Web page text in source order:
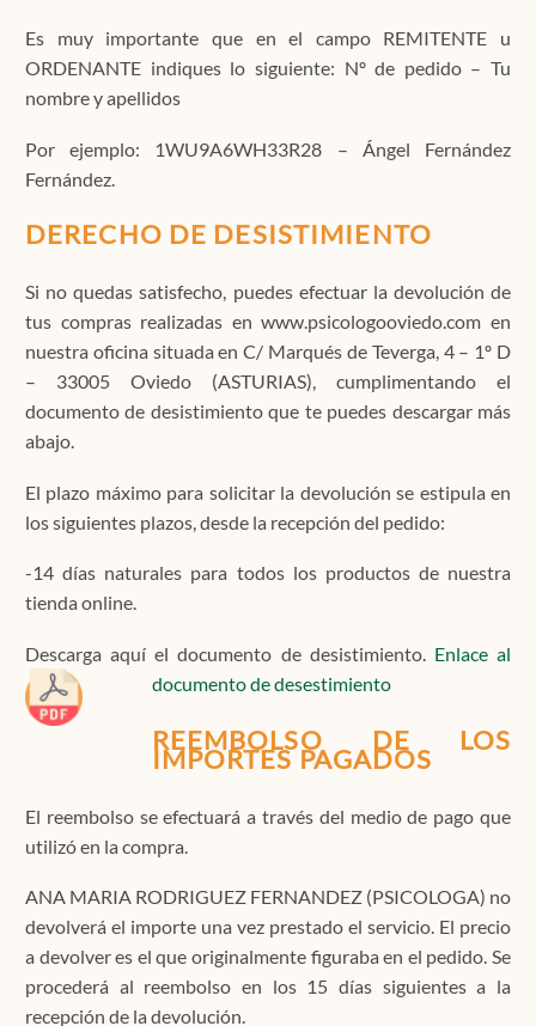
Es muy importante que en el campo REMITENTE u
ORDENANTE indiques lo siguiente: Nº de pedido – Tu
nombre y apellidos
Por ejemplo: 1WU9A6WH33R28 – Ángel Fernández
Fernández.
DERECHO DE DESISTIMIENTO
Si no quedas satisfecho, puedes efectuar la devolución de
tus compras realizadas en www.psicologooviedo.com en
nuestra oficina situada en C/ Marqués de Teverga, 4 – 1º D
– 33005 Oviedo (ASTURIAS), cumplimentando el
documento de desistimiento que te puedes descargar más
abajo.
El plazo máximo para solicitar la devolución se estipula en
los siguientes plazos, desde la recepción del pedido:
-14 días naturales para todos los productos de nuestra
tienda online.
Descarga aquí el documento de desistimiento. Enlace al
documento de desestimiento
REEMBOLSO DE LOS
IMPORTES PAGADOS
El reembolso se efectuará a través del medio de pago que
utilizó en la compra.
ANA MARIA RODRIGUEZ FERNANDEZ (PSICOLOGA) no
devolverá el importe una vez prestado el servicio. El precio
a devolver es el que originalmente figuraba en el pedido. Se
procederá al reembolso en los 15 días siguientes a la
recepción de la devolución.